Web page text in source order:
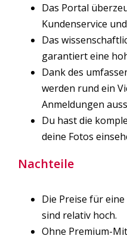
Das Portal
Kundenservice
Das
garantiert eine
Dank des
werden rund ein
Anmeldungen
Du hast die
deine Fotos
Nachteile
Die Preise für
sind relativ hoch.
Ohne Premium-